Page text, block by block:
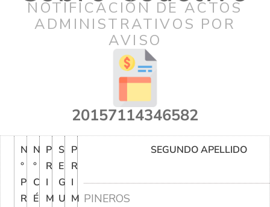
NOTIFICACIÓN DE ACTOS
ADMINISTRATIVOS POR
AVISO
20157114346582
N
°
P
R
N
°
C
É
P
R
I
M
S
E
G
U
P
R
I
M
SEGUNDO APELLIDO
PINEROS